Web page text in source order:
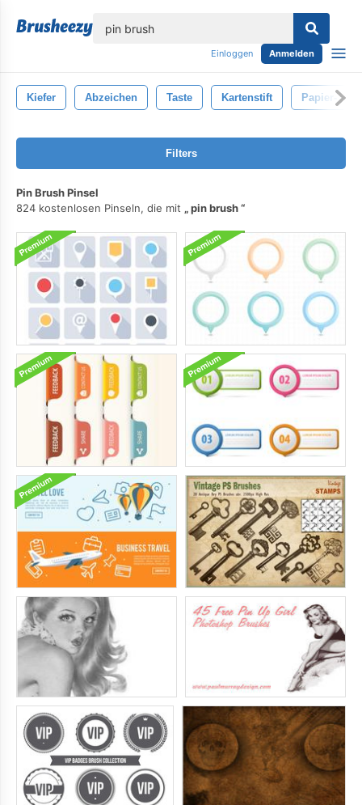
Einloggen Anmelden
Kiefer Abzeichen Taste Kartenstift Papier-
Filters
Pin Brush Pinsel
824 kostenlosen Pinseln, die mit
pin brush